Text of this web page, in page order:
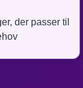
der passer til